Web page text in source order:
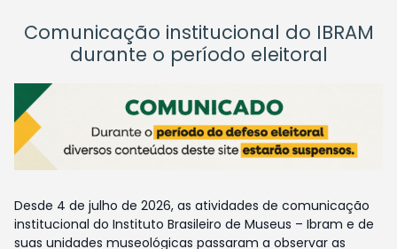
Comunicação institucional do IBRAM
durante o período eleitoral
Desde 4 de julho de 2026, as atividades de comunicação
institucional do Instituto Brasileiro de Museus – Ibram e de
suas unidades museológicas passaram a observar as